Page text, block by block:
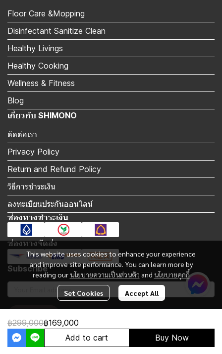
฿299,000฿169,000
Add to cart
Buy Now
This website uses cookies to enhance your experience
and improve site performance. You can learn more by
reading our นโยบายความเป็นส่วนตัว and นโยบายคุกกี้
Set Cookies Accept All
Floor Care &Mopping
Disinfectant Sanitize Clean
Healthy Livings
Healthy Cooking
Wellness & Fitness
Blog
เกี่ยวกับ SHIMONO
ติดต่อเรา
Privacy Policy
Return and Refund Policy
วิธีการชำระเงิน
ลงทะเบียนประกันออนไลน์
ช่องทางชำระเงิน
ช่องทางจัดส่ง
Subscribe
Copyright 2023 | All Rights Reserved | Powered by MWE